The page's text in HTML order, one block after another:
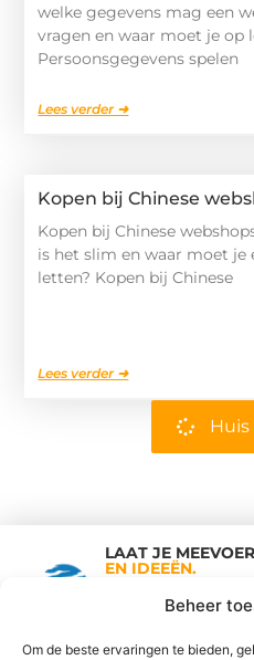
Beheer
Om de beste ervaringen te bieden,
welke gegevens mag een
vragen en waar moet je op
Persoonsgegevens spelen
Lees verder ➜
Kopen bij Chinese
Kopen bij Chinese
is het slim en waar moet je
letten? Kopen bij Chinese
Lees verder ➜
LAAT JE
EN IDEEËN.